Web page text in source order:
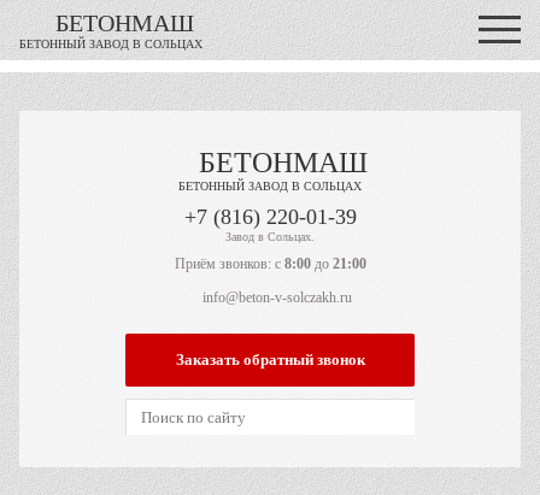
БЕТОНМАШ
БЕТОННЫЙ ЗАВОД В СОЛЬЦАХ
БЕТОНМАШ
БЕТОННЫЙ ЗАВОД В СОЛЬЦАХ
Завод в Сольцах.
Приём звонков: с 8:00до 21:00
info@beton-v-solczakh.ru
Заказать обратный звонок